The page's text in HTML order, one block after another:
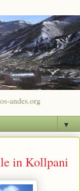
andes.org
▼
in Kollpani